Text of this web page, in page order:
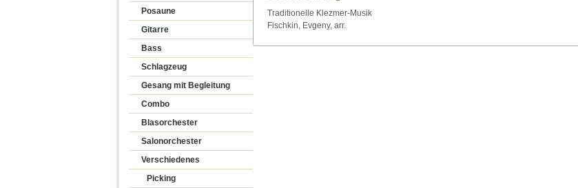
Posaune
Gitarre
Bass
Schlagzeug
Gesang mit Begleitung
Combo
Blasorchester
Salonorchester
Verschiedenes
Picking
Traditionelle Klezmer-Musik
Fischkin, Evgeny, arr.